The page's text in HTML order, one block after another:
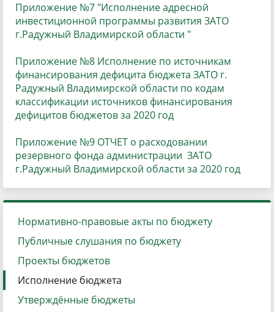
Приложение №7 "Исполнение адресной
инвестиционной программы развития ЗАТО
г.Радужный Владимирской области "
Приложение №8 Исполнение по источникам
финансирования дефицита бюджета ЗАТО г.
Радужный Владимирской области по кодам
классификации источников финансирования
дефицитов бюджетов за 2020 год
Приложение №9 ОТЧЕТ о расходовании
резервного фонда администрации ЗАТО
г.Радужный Владимирской области за 2020 год
Нормативно-правовые акты по бюджету
Публичные слушания по бюджету
Проекты бюджетов
Исполнение бюджета
Утверждённые бюджеты